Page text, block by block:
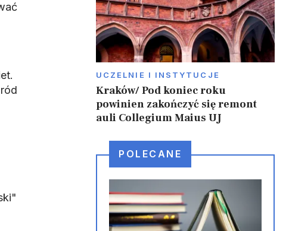
UCZELNIE I INSTYTUCJE
Kraków/ Pod koniec roku
powinien zakończyć się remont
auli Collegium Maius UJ
POLECANE